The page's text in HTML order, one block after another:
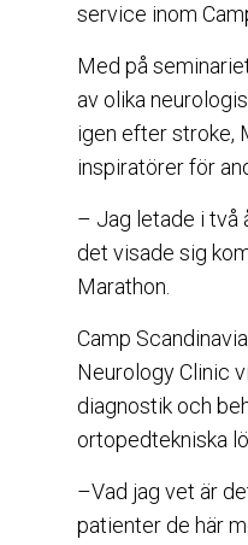
service inom
Med på
av olika
igen efter stroke,
inspiratörer för
– Jag letade i två
det visade sig
Marathon.
Camp
Neurology Clinic
diagnostik och
ortopedtekniska
–Vad jag vet är
patienter de här